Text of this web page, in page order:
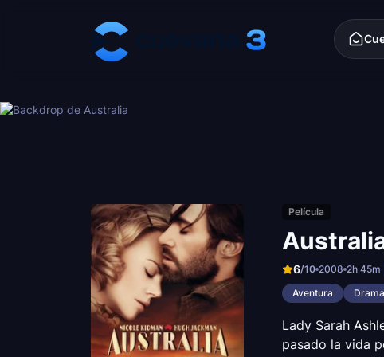
Película
6/10 2008 2h 45m
Aventura
Drama
Lady Sarah
pasado la vida